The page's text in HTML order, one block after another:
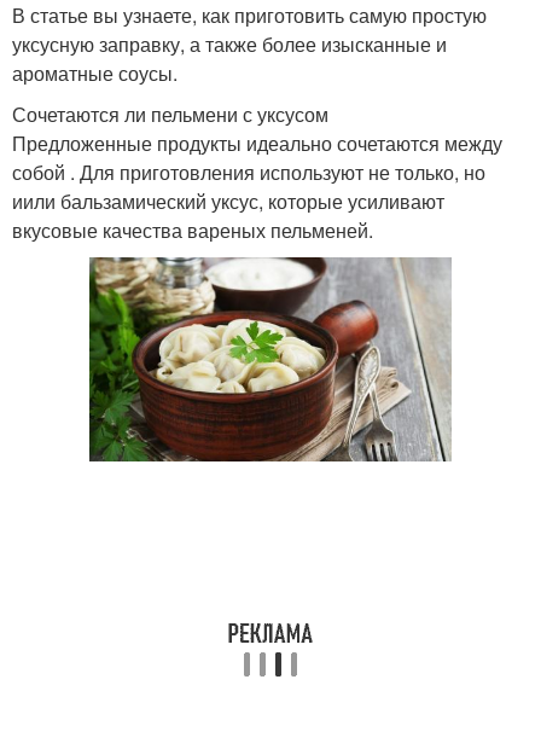
В статье вы узнаете, как приготовить самую простую
уксусную заправку, а также более изысканные и
ароматные соусы.
Сочетаются ли пельмени с уксусом
Предложенные продукты идеально сочетаются между
собой . Для приготовления используют не только, но
иили бальзамический уксус, которые усиливают
вкусовые качества вареных пельменей.